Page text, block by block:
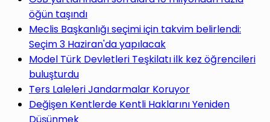
öğün taşındı
Meclis Başkanlığı seçimi için takvim belirlendi:
Seçim 3 Haziran'da yapılacak
Model Türk Devletleri Teşkilatı ilk kez öğrencileri
buluşturdu
Ters Laleleri Jandarmalar Koruyor
Değişen Kentlerde Kentli Haklarını Yeniden